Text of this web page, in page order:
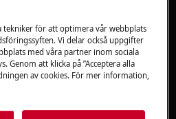
(se relevant avsnitt).
tekniker för att optimera vår webbplats
Vi delar också uppgifter
med våra partner inom sociala
Genom att klicka på ”Acceptera alla
av cookies. För mer information,